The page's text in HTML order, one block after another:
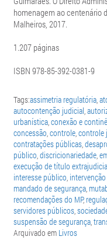
homenagem ao centenário
Malheiros, 2017.
1.207 páginas
ISBN 978-85-392-0381-9
Tags:assimetria regulatória,
autocontenção judicial,
urbanística,conexão e
concessão,controle,controle
contratações públicas,
público,discricionariedade,
execução de título
interesse público,
mandado de segurança,
recomendações do MP,
servidores públicos,
suspensão de segurança,
Arquivado em Livros